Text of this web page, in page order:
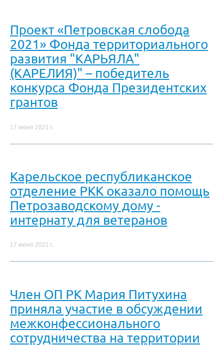
Проект «Петровская слобода
2021» Фонда территориального
развития "КАРЬЯЛА"
(КАРЕЛИЯ)" – победитель
конкурса Фонда Президентских
грантов
17 июня 2021 г.
Карельское республиканское
отделение РКК оказало помощь
Петрозаводскому дому -
интернату для ветеранов
17 июня 2021 г.
Член ОП РК Мария Питухина
приняла участие в обсуждении
межконфессионального
сотрудничества на территории